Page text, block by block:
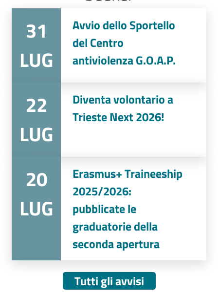
31
LUG
Avvio dello Sportello
del Centro
antiviolenza G.O.A.P.
22
LUG
Diventa volontario a
Trieste Next 2026!
20
LUG
Erasmus+ Traineeship
2025/2026:
pubblicate le
graduatorie della
seconda apertura
Tutti gli avvisi